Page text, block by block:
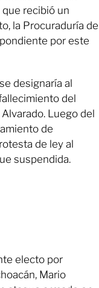
recibió un
la Procuraduría de
por este
designaría al
del
Luego del
de
de ley al
suspendida.
electo por
Mario